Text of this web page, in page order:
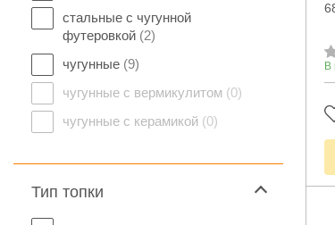
стальные с чугунной
футеровкой (2)
чугунные (9)
чугунные с вермикулитом (0)
чугунные с керамикой (0)
Тип топки
В